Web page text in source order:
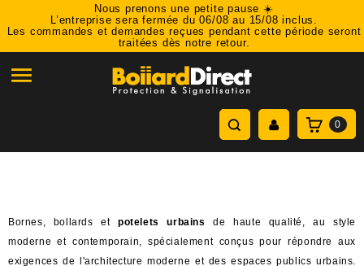
Nous prenons une petite pause ☀️
L’entreprise sera fermée du 06/08 au 15/08 inclus.
Les commandes et demandes reçues pendant cette période seront
traitées dès notre retour.

0
Bornes, bollards etpotelets urbains
de haute qualité, au style
moderne et contemporain, spécialement conçus pour répondre aux
exigences de l'architecture moderne et des espaces publics urbains.